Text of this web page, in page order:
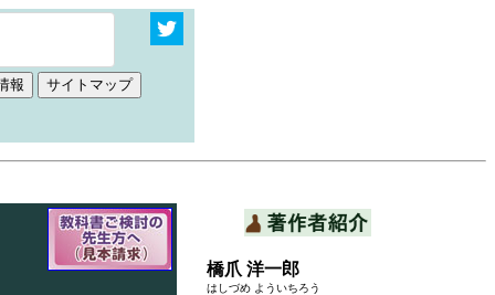
橋爪 洋一郎
はしづめ よういちろう